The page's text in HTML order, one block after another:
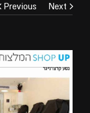
Previous Next